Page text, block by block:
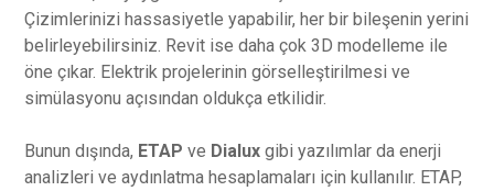
Çizimlerinizi hassasiyetle yapabilir, her bir bileşenin yerini
belirleyebilirsiniz. Revit ise daha çok 3D modelleme ile
öne çıkar. Elektrik projelerinin görselleştirilmesi ve
simülasyonu açısından oldukça etkilidir.
Bunun dışında, ETAP ve Dialux gibi yazılımlar da enerji
analizleri ve aydınlatma hesaplamaları için kullanılır. ETAP,